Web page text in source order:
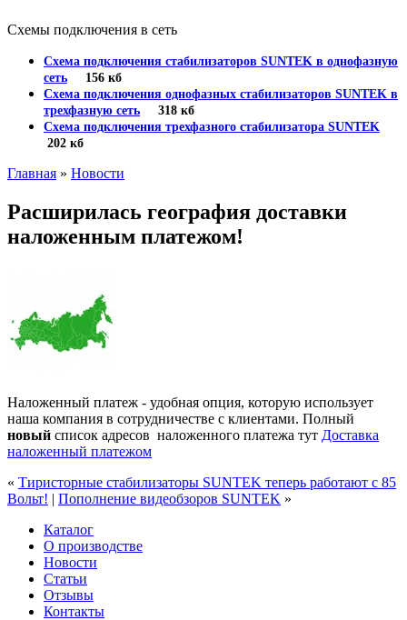
Схемы подключения в сеть
Схема подключения стабилизаторов SUNTEK в однофазную
сеть 156 кб
Схема подключения однофазных стабилизаторов SUNTEK в
трехфазную сеть 318 кб
Схема подключения трехфазного стабилизатора SUNTEK
202 кб
Главная » Новости
Расширилась география доставки
наложенным платежом!
Наложенный платеж - удобная опция, которую использует
наша компания в сотрудничестве с клиентами. Полный
новый список адресов наложенного платежа тут Доставка
наложенный платежом
« Тиристорные стабилизаторы SUNTEK теперь работают с 85
Вольт! | Пополнение видеобзоров SUNTEK »
Каталог
О производстве
Новости
Статьи
Отзывы
Контакты